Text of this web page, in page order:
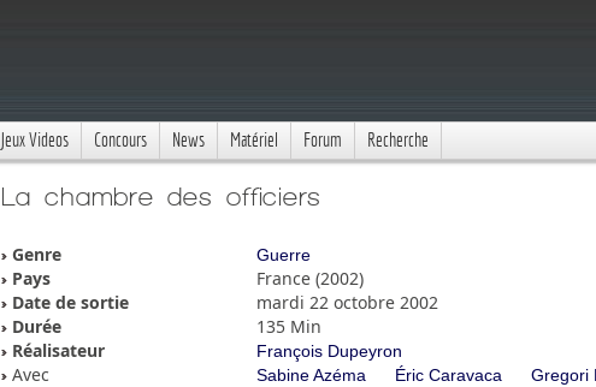
Jeux Videos Concours News Matériel Forum Recherche
La chambre des officiers
Genre Guerre
Pays
France (2002)
Date de sortie
mardi 22 octobre 2002
Durée
135 Min
Réalisateur
François Dupeyron
Avec Sabine Azéma Éric Caravaca
Gregori